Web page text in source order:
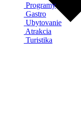
Programy
Gastro
Ubytovanie
Atrakcia
Turistika